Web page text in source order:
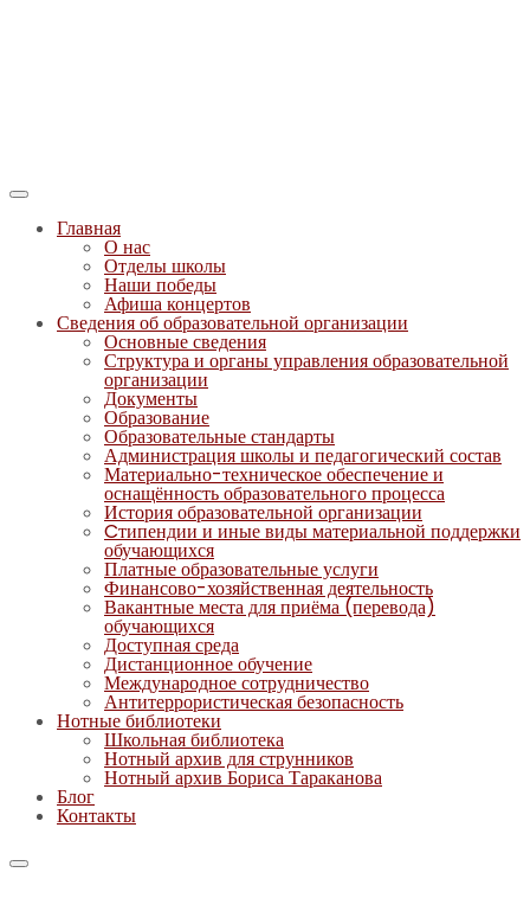
Главная
О нас
Отделы школы
Наши победы
Афиша концертов
Сведения об образовательной организации
Основные сведения
Структура и органы управления образовательной
организации
Документы
Образование
Образовательные стандарты
Администрация школы и педагогический состав
Материально-техническое обеспечение и
оснащённость образовательного процесса
История образовательной организации
Cтипендии и иные виды материальной поддержки
обучающихся
Платные образовательные услуги
Финансово-хозяйственная деятельность
Вакантные места для приёма (перевода)
обучающихся
Доступная среда
Дистанционное обучение
Международное сотрудничество
Антитеррористическая безопасность
Нотные библиотеки
Школьная библиотека
Нотный архив для струнников
Нотный архив Бориса Тараканова
Блог
Контакты